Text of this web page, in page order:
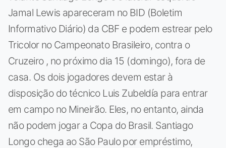
Jamal Lewis apareceram no BID (Boletim
Informativo Diário) da CBF e podem estrear pelo
Tricolor no Campeonato Brasileiro, contra o
Cruzeiro , no próximo dia 15 (domingo), fora de
casa. Os dois jogadores devem estar à
disposição do técnico Luis Zubeldía para entrar
em campo no Mineirão. Eles, no entanto, ainda
não podem jogar a Copa do Brasil. Santiago
Longo chega ao São Paulo por empréstimo,